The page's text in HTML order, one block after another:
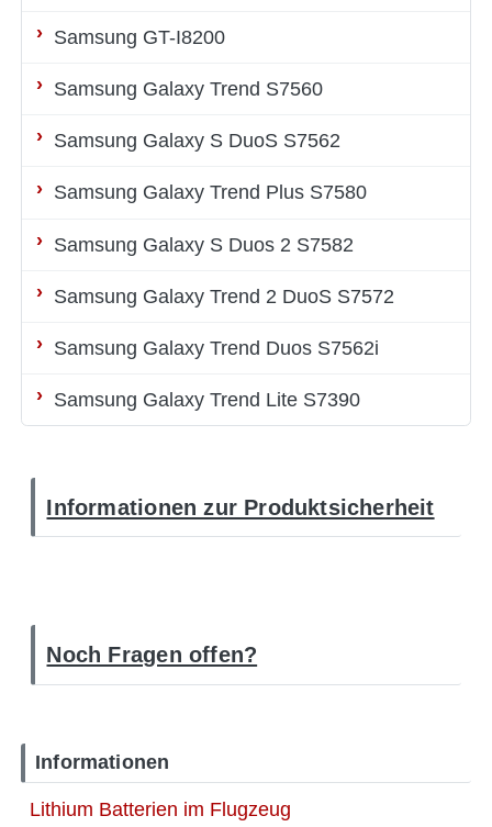
Samsung GT-I8200
Samsung Galaxy Trend S7560
Samsung Galaxy S DuoS S7562
Samsung Galaxy Trend Plus S7580
Samsung Galaxy S Duos 2 S7582
Samsung Galaxy Trend 2 DuoS S7572
Samsung Galaxy Trend Duos S7562i
Samsung Galaxy Trend Lite S7390
Informationen zur Produktsicherheit
Noch Fragen offen?
Informationen
Lithium Batterien im Flugzeug